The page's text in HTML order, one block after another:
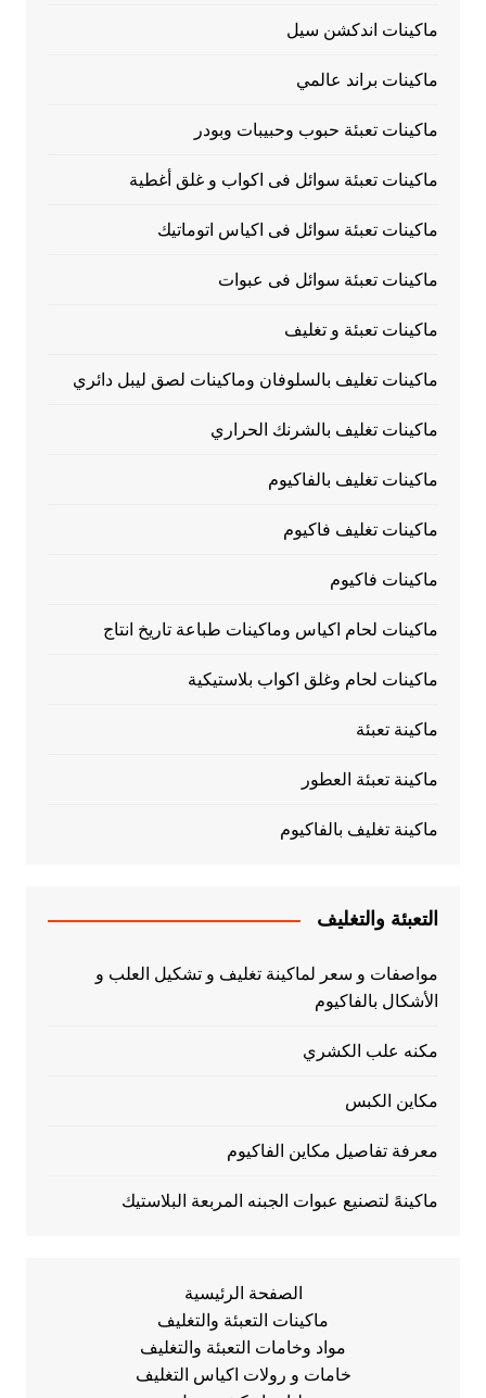
ماكينات اندكشن سيل
ماكينات براند عالمي
ماكينات تعبئة حبوب وحبيبات وبودر
ماكينات تعبئة سوائل فى اكواب و غلق أغطية
ماكينات تعبئة سوائل فى اكياس اتوماتيك
ماكينات تعبئة سوائل فى عبوات
ماكينات تعبئة و تغليف
ماكينات تغليف بالسلوفان وماكينات لصق ليبل دائري
ماكينات تغليف بالشرنك الحراري
ماكينات تغليف بالفاكيوم
ماكينات تغليف فاكيوم
ماكينات فاكيوم
ماكينات لحام اكياس وماكينات طباعة تاريخ انتاج
ماكينات لحام وغلق اكواب بلاستيكية
ماكينة تعبئة
ماكينة تعبئة العطور
ماكينة تغليف بالفاكيوم
التعبئة والتغليف
مواصفات و سعر لماكينة تغليف و تشكيل العلب و
الأشكال بالفاكيوم
مكنه علب الكشري
مكاين الكبس
معرفة تفاصيل مكاين الفاكيوم
ماكينهً لتصنيع عبوات الجبنه المربعة البلاستيك
الصفحة الرئيسية
ماكينات التعبئة والتغليف
مواد وخامات التعبئة والتغليف
خامات و رولات اكياس التغليف